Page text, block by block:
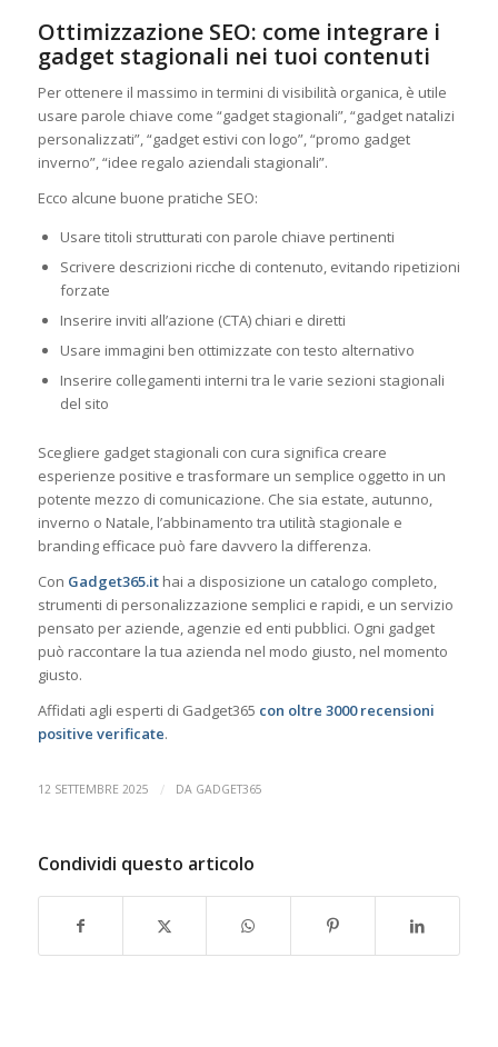
Ottimizzazione SEO: come integrare i
gadget stagionali nei tuoi contenuti
Per ottenere il massimo in termini di visibilità organica, è utile
usare parole chiave come “gadget stagionali”, “gadget natalizi
personalizzati”, “gadget estivi con logo”, “promo gadget
inverno”, “idee regalo aziendali stagionali”.
Ecco alcune buone pratiche SEO:
Usare titoli strutturati con parole chiave pertinenti
Scrivere descrizioni ricche di contenuto, evitando ripetizioni
forzate
Inserire inviti all’azione (CTA) chiari e diretti
Usare immagini ben ottimizzate con testo alternativo
Inserire collegamenti interni tra le varie sezioni stagionali
del sito
Scegliere gadget stagionali con cura significa creare
esperienze positive e trasformare un semplice oggetto in un
potente mezzo di comunicazione. Che sia estate, autunno,
inverno o Natale, l’abbinamento tra utilità stagionale e
branding efficace può fare davvero la differenza.
Con Gadget365.ithai a disposizione un catalogo completo,
strumenti di personalizzazione semplici e rapidi, e un servizio
pensato per aziende, agenzie ed enti pubblici. Ogni gadget
può raccontare la tua azienda nel modo giusto, nel momento
giusto.
Affidati agli esperti di Gadget365 con oltre 3000 recensioni
positive verificate.
12 SETTEMBRE 2025 / DA GADGET365
Condividi questo articolo